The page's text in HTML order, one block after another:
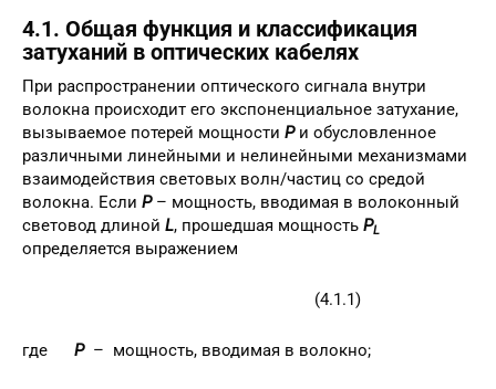
4.1. Общая функция и классификация
затуханий в оптических кабелях
При распространении оптического сигнала внутри
волокна происходит его экспоненциальное затухание,
вызываемое потерей мощности Ри обусловленное
различными линейными и нелинейными механизмами
взаимодействия световых волн/частиц со средой
волокна. Если Р– мощность, вводимая в волоконный
световод длиной L, прошедшая мощность РL
определяется выражением
(4.1.1)
где Р– мощность, вводимая в волокно;